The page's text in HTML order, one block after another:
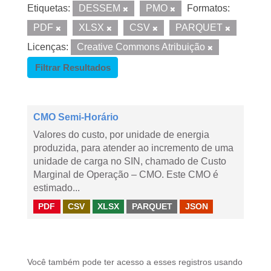
Etiquetas: DESSEM PMO
Formatos:
PDF
XLSX CSV
PARQUET
Licenças:
Creative Commons Atribuição
Filtrar Resultados
CMO Semi-Horário
Valores do custo, por unidade de energia
produzida, para atender ao incremento de uma
unidade de carga no SIN, chamado de Custo
Marginal de Operação – CMO. Este CMO é
estimado...
PDF CSV XLSX PARQUET JSON
Você também pode ter acesso a esses registros usando